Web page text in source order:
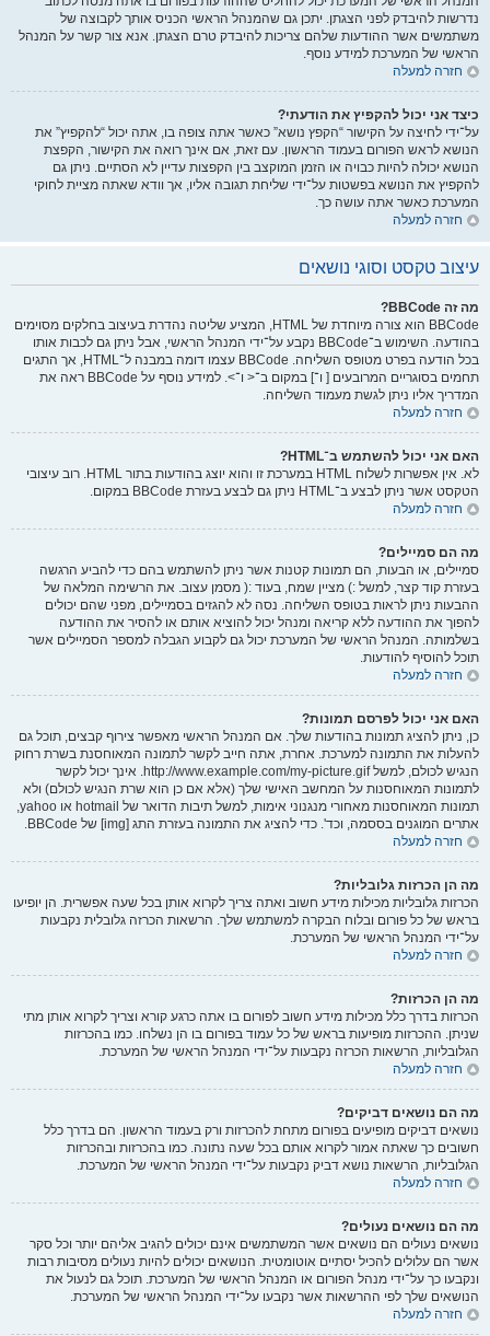
נדרשות להיבדק לפני הצגתן. יתכן גם שהמנהל הראשי הכניס אותך לקבוצה של
משתמשים אשר ההודעות שלהם צריכות להיבדק טרם הצגתן. אנא צור קשר על המנהל
הראשי של המערכת למידע נוסף.
חזרה למעלה
כיצד אני יכול להקפיץ את הודעתי?
על־ידי לחיצה על הקישור “הקפץ נושא” כאשר אתה צופה בו, אתה יכול “להקפיץ” את
הנושא לראש הפורום בעמוד הראשון. עם זאת, אם אינך רואה את הקישור, הקפצת
הנושא יכולה להיות כבויה או הזמן המוקצב בין הקפצות עדיין לא הסתיים. ניתן גם
להקפיץ את הנושא בפשטות על־ידי שליחת תגובה אליו, אך וודא שאתה מציית לחוקי
המערכת כאשר אתה עושה כך.
חזרה למעלה
עיצוב טקסט וסוגי נושאים
מה זה BBCode?
BBCode הוא צורה מיוחדת של HTML, המציע שליטה נהדרת בעיצוב בחלקים מסוימים
בהודעה. השימוש ב־BBCode נקבע על־ידי המנהל הראשי, אבל ניתן גם לכבות אותו
בכל הודעה בפרט מטופס השליחה. BBCode עצמו דומה במבנה ל־HTML, אך התגים
תחמים בסוגריים המרובעים [ ו־] במקום ב־< ו־>. למידע נוסף על BBCode ראה את
המדריך אליו ניתן לגשת מעמוד השליחה.
חזרה למעלה
האם אני יכול להשתמש ב־HTML?
לא. אין אפשרות לשלוח HTML במערכת זו והוא יוצג בהודעות בתור HTML. רוב עיצובי
הטקסט אשר ניתן לבצע ב־HTML ניתן גם לבצע בעזרת BBCode במקום.
חזרה למעלה
מה הם סמיילים?
סמיילים, או הבעות, הם תמונות קטנות אשר ניתן להשתמש בהם כדי להביע הרגשה
בעזרת קוד קצר, למשל :) מציין שמח, בעוד :( מסמן עצוב. את הרשימה המלאה של
ההבעות ניתן לראות בטופס השליחה. נסה לא להגזים בסמיילים, מפני שהם יכולים
להפוך את ההודעה ללא קריאה ומנהל יכול להוציא אותם או להסיר את ההודעה
בשלמותה. המנהל הראשי של המערכת יכול גם לקבוע הגבלה למספר הסמיילים אשר
תוכל להוסיף להודעות.
חזרה למעלה
האם אני יכול לפרסם תמונות?
כן, ניתן להציג תמונות בהודעות שלך. אם המנהל הראשי מאפשר צירוף קבצים, תוכל גם
להעלות את התמונה למערכת. אחרת, אתה חייב לקשר לתמונה המאוחסנת בשרת רחוק
הנגיש לכולם, למשל http://www.example.com/my-picture.gif. אינך יכול לקשר
לתמונות המאוחסנות על המחשב האישי שלך (אלא אם כן הוא שרת הנגיש לכולם) ולא
תמונות המאוחסנות מאחורי מנגנוני אימות, למשל תיבות הדואר של hotmail או yahoo,
אתרים המוגנים בססמה, וכד'. כדי להציג את התמונה בעזרת התג [img] של BBCode.
חזרה למעלה
מה הן הכרזות גלובליות?
הכרזות גלובליות מכילות מידע חשוב ואתה צריך לקרוא אותן בכל שעה אפשרית. הן יופיעו
בראש של כל פורום ובלוח הבקרה למשתמש שלך. הרשאות הכרזה גלובלית נקבעות
על־ידי המנהל הראשי של המערכת.
חזרה למעלה
מה הן הכרזות?
הכרזות בדרך כלל מכילות מידע חשוב לפורום בו אתה כרגע קורא וצריך לקרוא אותן מתי
שניתן. ההכרזות מופיעות בראש של כל עמוד בפורום בו הן נשלחו. כמו בהכרזות
הגלובליות, הרשאות הכרזה נקבעות על־ידי המנהל הראשי של המערכת.
חזרה למעלה
מה הם נושאים דביקים?
נושאים דביקים מופיעים בפורום מתחת להכרזות ורק בעמוד הראשון. הם בדרך כלל
חשובים כך שאתה אמור לקרוא אותם בכל שעה נתונה. כמו בהכרזות ובהכרזות
הגלובליות, הרשאות נושא דביק נקבעות על־ידי המנהל הראשי של המערכת.
חזרה למעלה
מה הם נושאים נעולים?
נושאים נעולים הם נושאים אשר המשתמשים אינם יכולים להגיב אליהם יותר וכל סקר
אשר הם עלולים להכיל יסתיים אוטומטית. הנושאים יכולים להיות נעולים מסיבות רבות
ונקבעו כך על־ידי מנהל הפורום או המנהל הראשי של המערכת. תוכל גם לנעול את
הנושאים שלך לפי ההרשאות אשר נקבעו על־ידי המנהל הראשי של המערכת.
חזרה למעלה